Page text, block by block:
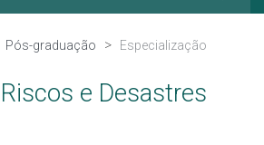
Pós-graduação Especialização
e Desastres